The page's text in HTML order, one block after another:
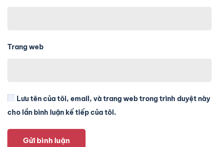
Trang web
Lưu tên của tôi, email, và trang web trong trình duyệt này
cho lần bình luận kế tiếp của tôi.
Gửi bình luận